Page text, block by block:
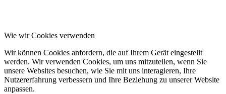
Wie wir Cookies verwenden
Wir können Cookies anfordern, die auf Ihrem Gerät eingestellt
werden. Wir verwenden Cookies, um uns mitzuteilen, wenn Sie
unsere Websites besuchen, wie Sie mit uns interagieren, Ihre
Nutzererfahrung verbessern und Ihre Beziehung zu unserer Website
anpassen.